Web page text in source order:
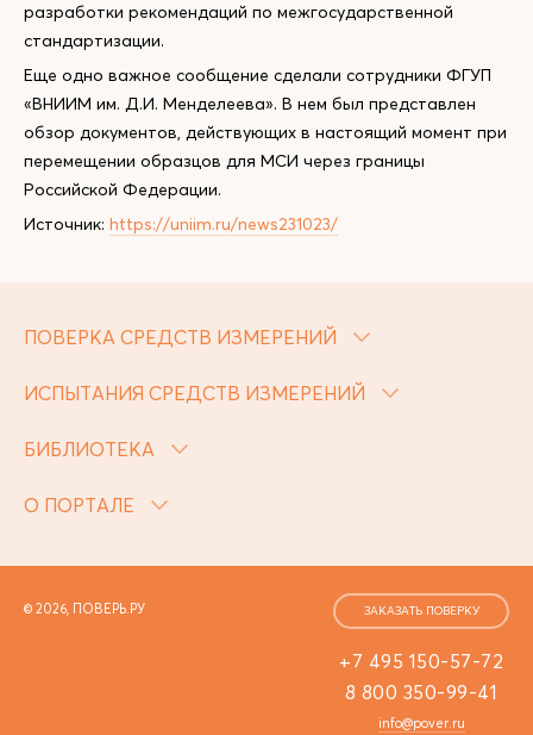
разработки рекомендаций по межгосударственной
стандартизации.
Еще одно важное сообщение сделали сотрудники ФГУП
«ВНИИМ им. Д.И. Менделеева». В нем был представлен
обзор документов, действующих в настоящий момент при
перемещении образцов для МСИ через границы
Российской Федерации.
Источник: https://uniim.ru/news231023/
ПОВЕРКА СРЕДСТВ ИЗМЕРЕНИЙ
ИСПЫТАНИЯ СРЕДСТВ ИЗМЕРЕНИЙ
БИБЛИОТЕКА
О ПОРТАЛЕ
© 2026, ПОВЕРЬ.РУ
+7 495 150-57-72
8 800 350-99-41
info@pover.ru
ЗАКАЗАТЬ ПОВЕРКУ